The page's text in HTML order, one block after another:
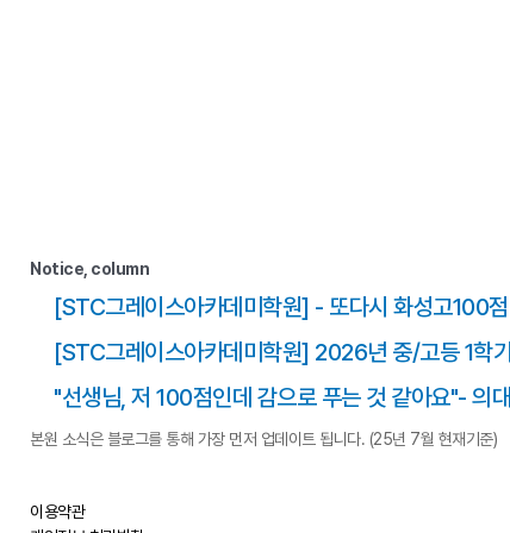
Notice, column
[STC그레이스아카데미학원] - 또다시 화성고100
[STC그레이스아카데미학원] 2026년 중/고등 1학
"선생님, 저 100점인데 감으로 푸는 것 같아요"- 의
본원 소식은 블로그를 통해 가장 먼저 업데이트 됩니다. (25년 7월 현재기준)
이용약관